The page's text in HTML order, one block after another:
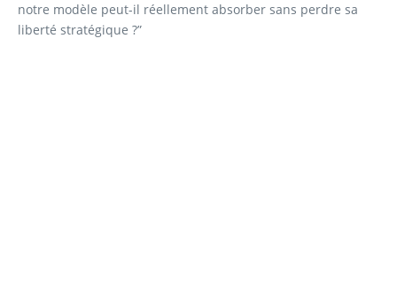
notre modèle peut-il réellement absorber sans perdre sa
liberté stratégique ?”